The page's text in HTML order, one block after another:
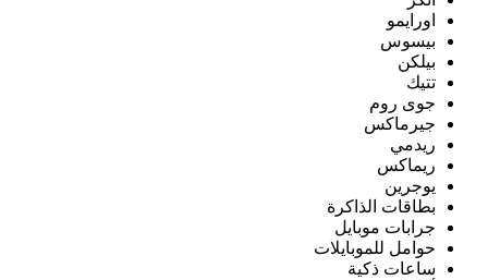
اورايمو
بيسوس
بيلكن
تتيك
جوى روم
جيرماكس
ريدمي
ريماكس
يوجرين
بطاقات الذاكرة
جرابات موبايل
حوامل للموبايلات
ساعات ذكية